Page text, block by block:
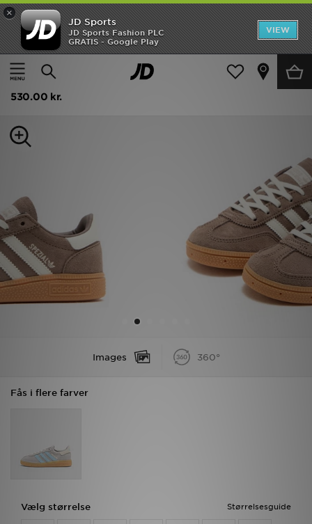
×
JD Sports
JD Sports Fashion PLC
GRATIS - Google Play
VIEW
Hjem
Børn
adidas Originals Handball Spezial Children
530.00 kr.
Images 360°
Fås i flere farver
Størrelsesguide
Vælg størrelse
Hjem
Udsalg
Damer
Bestsellers
Brands
Fodbold
JD Blog